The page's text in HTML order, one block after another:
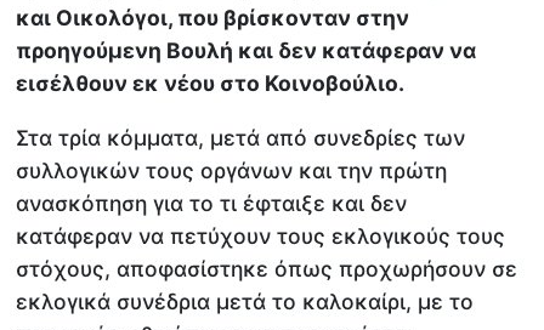
και Οικολόγοι, που βρίσκονταν στην
προηγούμενη Βουλή και δεν κατάφεραν να
εισέλθουν εκ νέου στο Κοινοβούλιο.
Στα τρία κόμματα, μετά από συνεδρίες των
συλλογικών τους οργάνων και την πρώτη
ανασκόπηση για το τι έφταιξε και δεν
κατάφεραν να πετύχουν τους εκλογικούς τους
στόχους, αποφασίστηκε όπως προχωρήσουν σε
εκλογικά συνέδρια μετά το καλοκαίρι, με το